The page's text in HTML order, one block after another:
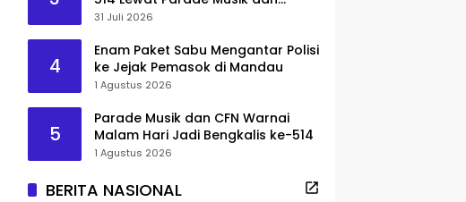
Pameran Kuliner
31 Juli 2026
4
Enam Paket Sabu Mengantar Polisi
ke Jejak Pemasok di Mandau
1 Agustus 2026
5
Parade Musik dan CFN Warnai
Malam Hari Jadi Bengkalis ke-514
1 Agustus 2026
BERITA NASIONAL